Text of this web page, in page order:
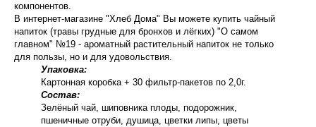
компонентов.
В интернет-магазине "Хлеб Дома" Вы можете купить чайный
напиток (травы грудные для бронхов и лёгких) "О самом
главном" №19 - ароматный растительный напиток не только
для пользы, но и для удовольствия.
Упаковка:
Картонная коробка + 30 фильтр-пакетов по 2,0г.
Состав:
Зелёный чай, шиповника плоды, подорожник,
пшеничные отруби, душица, цветки липы, цветы